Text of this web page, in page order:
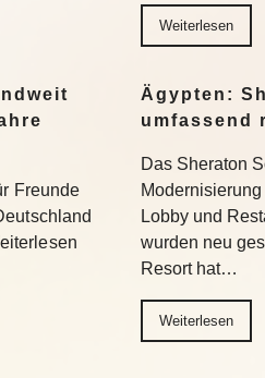
Weiterlesen
Freunde
Ägypten:
umfassend
Das Sheraton
Lobby und
wurden neu
Resort hat…
Weiterlesen